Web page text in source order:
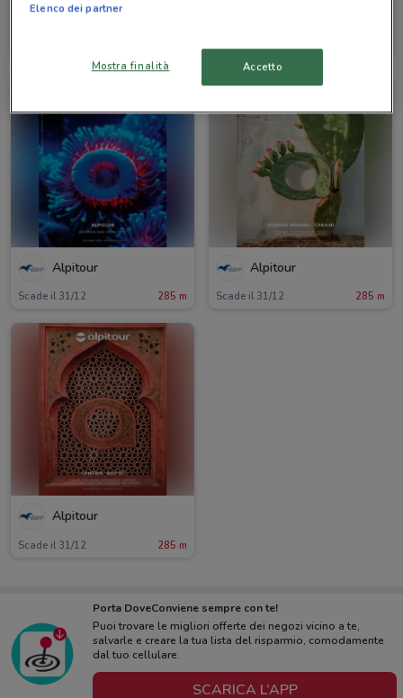
Alpitour
Scade il 31/10
Alpitour
Scade il 31/12 285 m
Alpitour
Scade il 31/12 285 m
Alpitour
Scade il 31/12 285 m
Porta DoveConviene sempre con te!
Puoi trovare le migliori offerte dei negozi vicino a te,
salvarle e creare la tua lista del risparmio, comodamente
dal tuo cellulare.
SCARICA L’APP
Elenco dei partner
Mostra finalità Accetto